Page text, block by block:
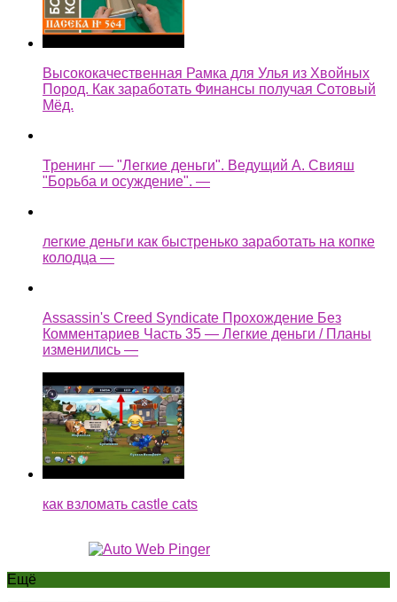
Высококачественная Рамка для Улья из Хвойных
Пород. Как заработать Финансы получая Сотовый
Мёд.
Тренинг — "Легкие деньги". Ведущий А. Свияш
"Борьба и осуждение". —
легкие деньги как быстренько заработать на копке
колодца —
Assassin's Creed Syndicate Прохождение Без
Комментариев Часть 35 — Легкие деньги / Планы
изменились —
как взломать castle cats
Ещё